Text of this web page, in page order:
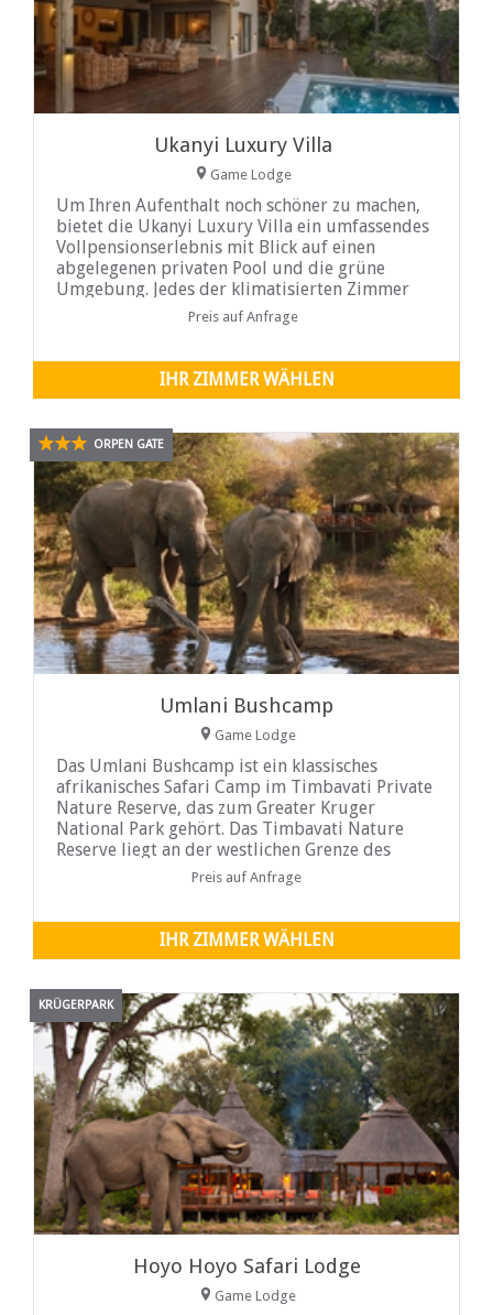
Ukanyi Luxury Villa
Game Lodge
Um Ihren Aufenthalt noch schöner zu machen,
bietet die Ukanyi Luxury Villa ein umfassendes
Vollpensionserlebnis mit Blick auf einen
abgelegenen privaten Pool und die grüne
Umgebung. Jedes der klimatisierten Zimmer
strahlt Opulenz aus und verfügt über
bequeme Kingsize-Betten und opulente
und begehbaren Duschen. Betreten Sie Ihre
private Terrasse mit Panoramablick und
Preis auf Anfrage
IHR ZIMMER WÄHLEN
ORPEN GATE
Umlani Bushcamp
Game Lodge
Das Umlani Bushcamp ist ein klassisches
afrikanisches Safari Camp im Timbavati Private
Nature Reserve, das zum Greater Kruger
National Park gehört. Das Timbavati Nature
Reserve liegt an der westlichen Grenze des
Krüger Nationalparks und liegt zwischen den
Reservaten Klaserie, Umbabat...
Preis auf Anfrage
IHR ZIMMER WÄHLEN
KRÜGERPARK
Hoyo Hoyo Safari Lodge
Game Lodge